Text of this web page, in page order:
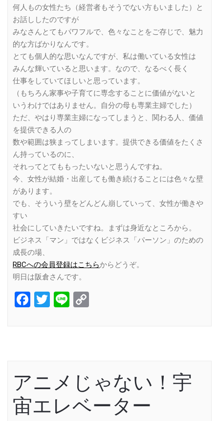
何人もの女性たち（経営者もそうでない方もいました）と
お話ししたのですが
みなさんとてもパワフルで、色々なことをご存じで、魅力
的な方ばかりなんです。
とても個人的な思いなんですが、私は働いている女性は
みんな輝いていると思います。なので、なるべく長く
仕事をしていてほしいと思っています。
（もちろん家事や子育てに専念することに価値がないと
いうわけではありません。自分の母も専業主婦でした）
ただ、やはり専業主婦になってしまうと、関わる人、価値
を提供できる人の
数や範囲は狭まってしまいます。提供できる価値をたくさ
ん持っているのに、
それってとてももったいないと思うんですね。
今、女性が結婚・出産しても働き続けることには色々な壁
があります。
でも、そういう壁をどんどん崩していって、女性が働きや
すい
社会にしていきたいですね。まずは身近なところから。
ビジネス「マン」ではなくビジネス「パーソン」のための
成長の場、
RBCへの会員登録はこちらからどうぞ。
明日は阪倉さんです。
Facebook
Twitter
Line
アニメじゃない！宇
宙エレベーター